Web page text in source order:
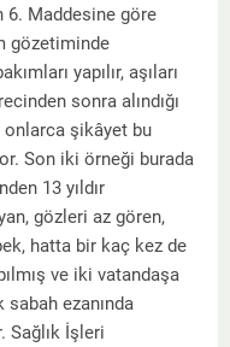
6. Maddesine göre
gözetiminde
yapılır, aşıları
sonra alındığı
onlarca şikâyet bu
Son iki örneği burada
13 yıldır
gözleri az gören,
hatta bir kaç kez de
ve iki vatandaşa
ezanında
Sağlık İşleri